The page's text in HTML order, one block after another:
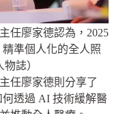
任廖家德認為，2025
準個人化的全人照
誌）
任廖家德則分享了
透過 AI 技術緩解醫